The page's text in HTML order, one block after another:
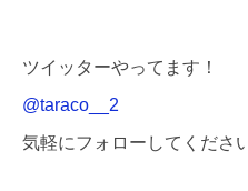
ツイッターやってます！
@taraco__2
気軽にフォローしてくださ